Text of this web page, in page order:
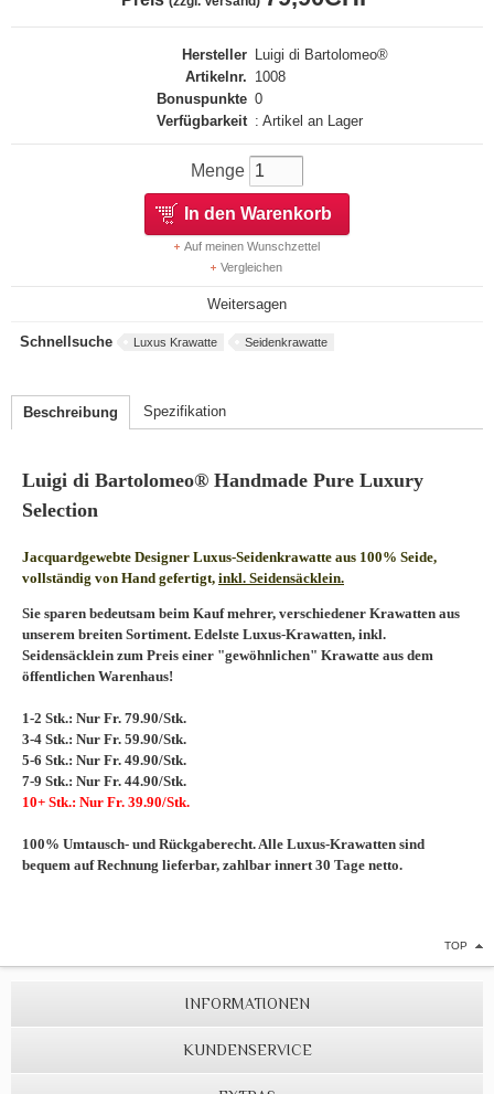
Hersteller Luigi di Bartolomeo®
Artikelnr. 1008
Bonuspunkte 0
Verfügbarkeit : Artikel an Lager
Menge
In den Warenkorb
Auf meinen Wunschzettel
Vergleichen
Weitersagen
Schnellsuche Luxus Krawatte Seidenkrawatte
Beschreibung Spezifikation
Luigi di Bartolomeo® Handmade Pure Luxury
Selection
Jacquardgewebte Designer Luxus-Seidenkrawatte aus 100% Seide,
vollständig von Hand gefertigt, inkl. Seidensäcklein.
Sie sparen bedeutsam beim Kauf mehrer, verschiedener Krawatten aus
unserem breiten Sortiment. Edelste Luxus-Krawatten, inkl.
Seidensäcklein zum Preis einer "gewöhnlichen" Krawatte aus dem
öffentlichen Warenhaus!
1-2 Stk.: Nur Fr. 79.90/Stk.
3-4 Stk.: Nur Fr. 59.90/Stk.
5-6 Stk.: Nur Fr. 49.90/Stk.
7-9 Stk.: Nur Fr. 44.90/Stk.
10+ Stk.: Nur Fr. 39.90/Stk.
100% Umtausch- und Rückgaberecht. Alle Luxus-Krawatten sind
bequem auf Rechnung lieferbar, zahlbar innert 30 Tage netto.
TOP
INFORMATIONEN
KUNDENSERVICE